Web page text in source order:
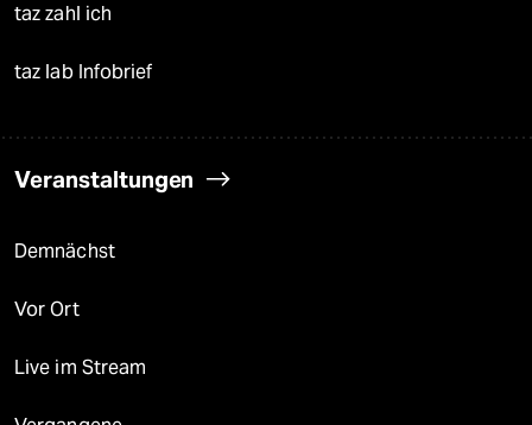
taz zahl ich
taz lab Infobrief
Veranstaltungen
Demnächst
Vor Ort
Live im Stream